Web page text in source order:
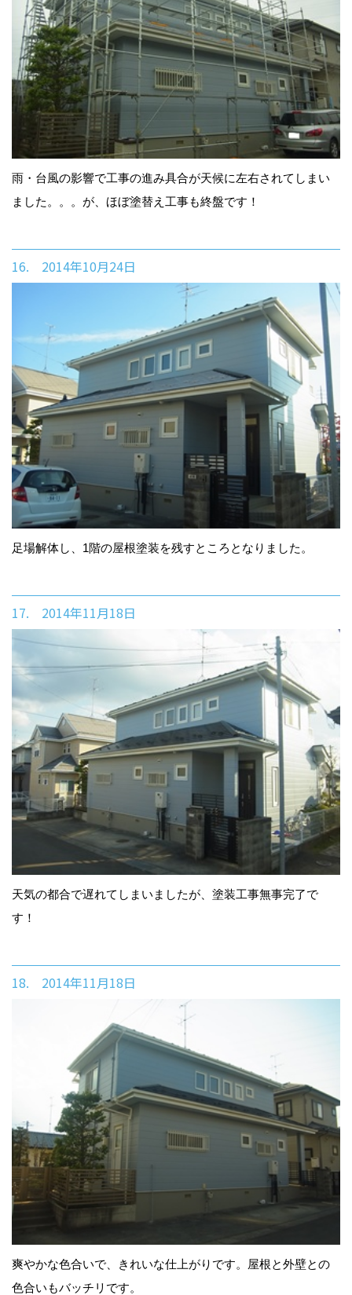
雨・台風の影響で工事の進み具合が天候に左右されてしまい
ました。。。が、ほぼ塗替え工事も終盤です！
16. 2014年10月24日
足場解体し、1階の屋根塗装を残すところとなりました。
17. 2014年11月18日
天気の都合で遅れてしまいましたが、塗装工事無事完了で
す！
18. 2014年11月18日
爽やかな色合いで、きれいな仕上がりです。屋根と外壁との
色合いもバッチリです。